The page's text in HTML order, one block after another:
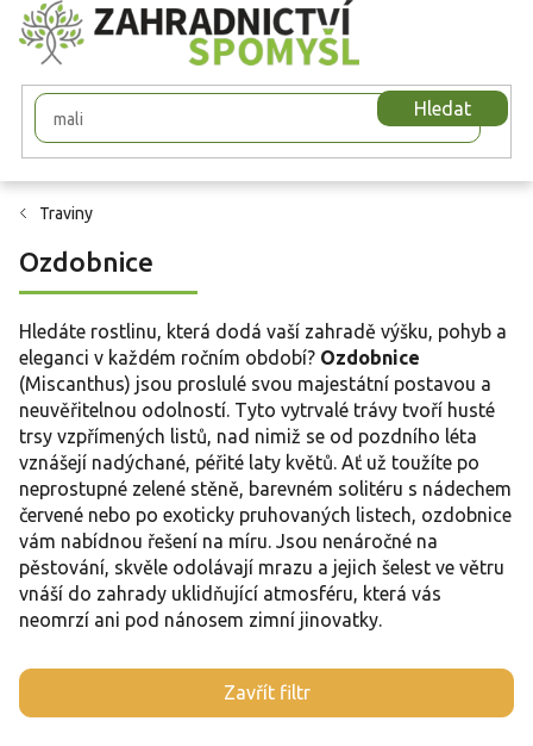
Přejít
na
obsah
Hledat
Traviny
Ozdobnice
Hledáte rostlinu, která dodá vaší zahradě výšku, pohyb a
eleganci v každém ročním období? Ozdobnice
(Miscanthus) jsou proslulé svou majestátní postavou a
neuvěřitelnou odolností. Tyto vytrvalé trávy tvoří husté
trsy vzpřímených listů, nad nimiž se od pozdního léta
vznášejí nadýchané, péřité laty květů. Ať už toužíte po
neprostupné zelené stěně, barevném solitéru s nádechem
červené nebo po exoticky pruhovaných listech, ozdobnice
vám nabídnou řešení na míru. Jsou nenáročné na
pěstování, skvěle odolávají mrazu a jejich šelest ve větru
vnáší do zahrady uklidňující atmosféru, která vás
neomrzí ani pod nánosem zimní jinovatky.
Zavřít filtr
V
ý